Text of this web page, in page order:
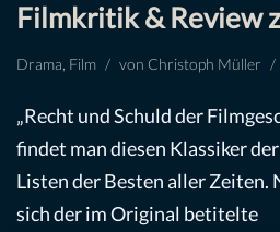
Filmkritik & Review
Drama Film von Christoph Müller
„Recht und Schuld der
findet man diesen Klassiker
Listen der Besten aller Zeiten.
sich der im Original betitelte